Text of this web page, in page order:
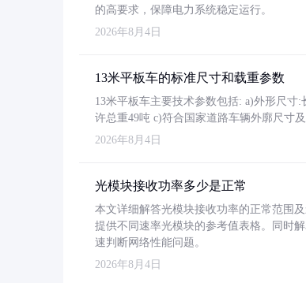
的高要求，保障电力系统稳定运行。
2026年8月4日
13米平板车的标准尺寸和载重参数
13米平板车主要技术参数包括: a)外形尺寸
许总重49吨 c)符合国家道路车辆外廓尺寸
2026年8月4日
光模块接收功率多少是正常
本文详细解答光模块接收功率的正常范围
提供不同速率光模块的参考值表格。同时
速判断网络性能问题。
2026年8月4日